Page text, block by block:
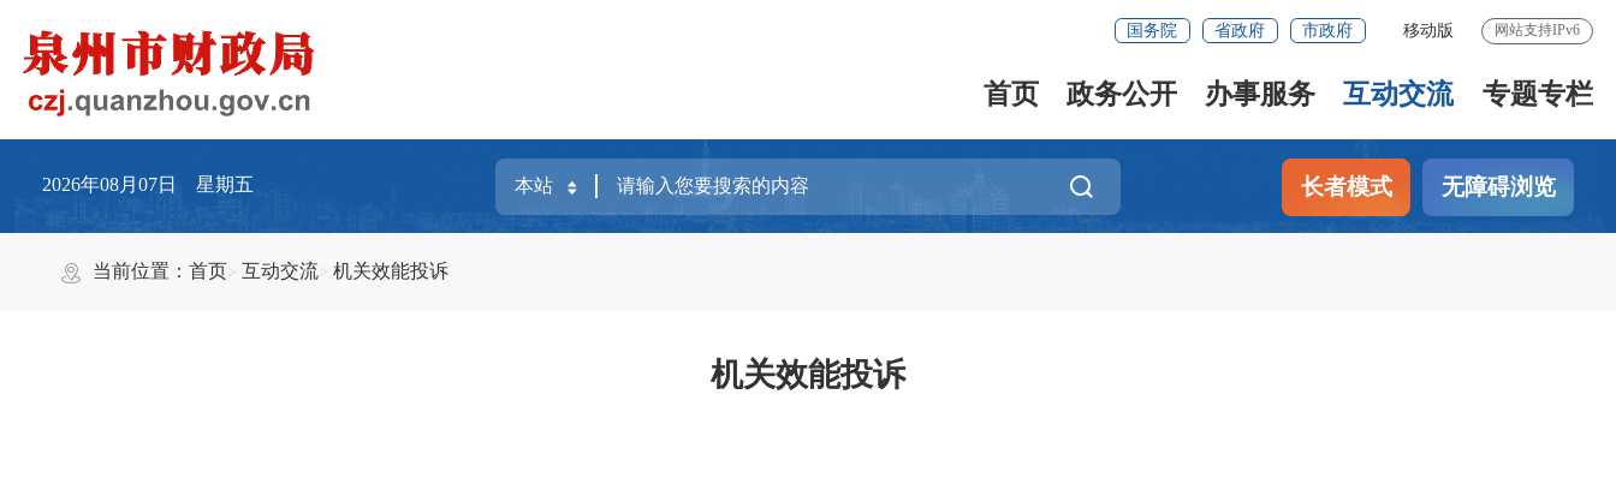
国务院 省政府 市政府 移动版 网站支持IPv6
首页 政务公开 办事服务 互动交流 专题专栏
2026年08月07日 星期五 长者模式 无障碍浏览
当前位置：首页 互动交流 机关效能投诉
机关效能投诉